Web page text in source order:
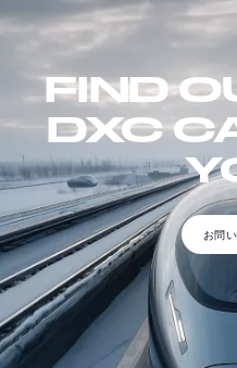
FIND
DXC
お問